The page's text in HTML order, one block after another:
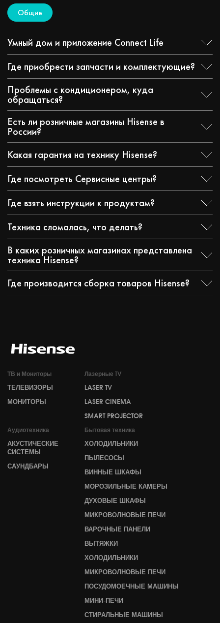
Общие
Умный дом и приложение Connect Life
Где приобрести запчасти и комплектующие?
Проблемы с кондиционером, куда
обращаться?
Есть ли розничные магазины Hisense в
России?
Какая гарантия на технику Hisense?
Где посмотреть Сервисные центры?
Где взять инструкции к продуктам?
Техника сломалась, что делать?
В каких розничных магазинах представлена
техника Hisense?
Где производится сборка товаров Hisense?
ТВ и Мониторы
ТЕЛЕВИЗОРЫ
МОНИТОРЫ
Лазерные TV
LASER TV
LASER CINEMA
SMART PROJECTOR
Аудиотехника
АКУСТИЧЕСКИЕ
СИСТЕМЫ
САУНДБАРЫ
Бытовая техника
ХОЛОДИЛЬНИКИ
ПЫЛЕСОСЫ
ВИННЫЕ ШКАФЫ
МОРОЗИЛЬНЫЕ КАМЕРЫ
ДУХОВЫЕ ШКАФЫ
МИКРОВОЛНОВЫЕ ПЕЧИ
ВАРОЧНЫЕ ПАНЕЛИ
ВЫТЯЖКИ
ХОЛОДИЛЬНИКИ
МИКРОВОЛНОВЫЕ ПЕЧИ
ПОСУДОМОЕЧНЫЕ МАШИНЫ
МИНИ-ПЕЧИ
СТИРАЛЬНЫЕ МАШИНЫ